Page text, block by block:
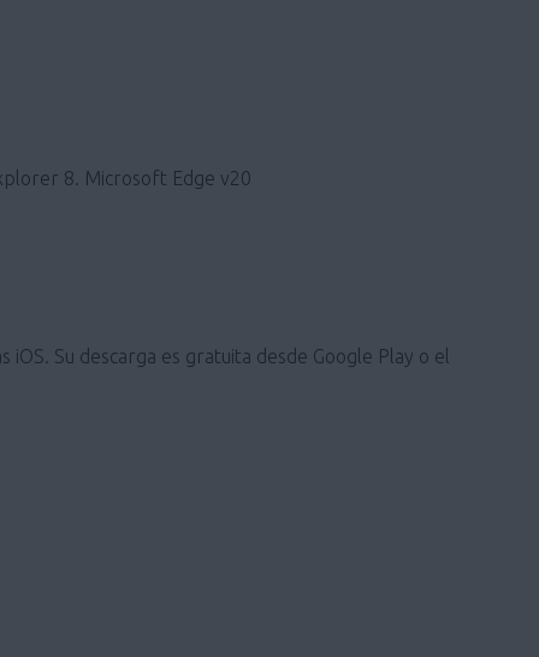
8. Microsoft Edge v20
Su descarga es gratuita desde Google Play o el